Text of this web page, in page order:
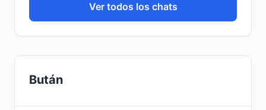
Ver todos los chats
Bután